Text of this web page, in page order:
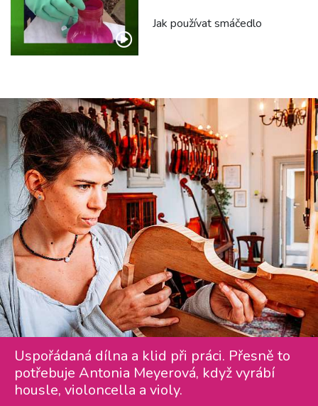
Jak používat smáčedlo
Uspořádaná dílna a klid při práci. Přesně to
potřebuje Antonia Meyerová, když vyrábí
housle, violoncella a violy.